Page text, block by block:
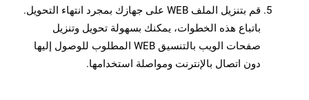
قم بتنزيل الملف WEB على جهازك بمجرد انتهاء التحويل.
باتباع هذه الخطوات، يمكنك بسهولة تحويل وتنزيل
صفحات الويب بالتنسيق WEB المطلوب للوصول إليها
دون اتصال بالإنترنت ومواصلة استخدامها.